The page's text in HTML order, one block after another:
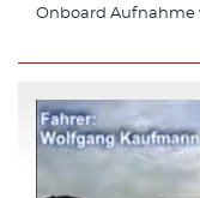
Onboard Aufnahme